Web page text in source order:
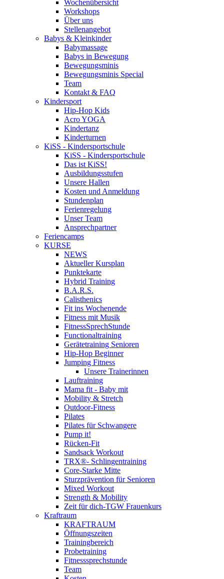
Wochenübersicht
Workshops
Über uns
Stellenangebot
Babys & Kleinkinder
Babymassage
Babys in Bewegung
Bewegungsminis
Bewegungsminis Special
Team
Kontakt & FAQ
Kindersport
Hip-Hop Kids
Acro YOGA
Kindertanz
Kinderturnen
KiSS - Kindersportschule
KiSS - Kindersportschule
Das ist KiSS!
Ausbildungsstufen
Unsere Hallen
Kosten und Anmeldung
Stundenplan
Ferienregelung
Unser Team
Ansprechpartner
Feriencamps
KURSE
NEWS
Aktueller Kursplan
Punktekarte
Hybrid Training
B.A.R.S.
Calisthenics
Fit ins Wochenende
Fitness mit Musik
FitnessSprechStunde
Functionaltraining
Gerätetraining Senioren
Hip-Hop Beginner
Jumping Fitness
Unsere Trainerinnen
Lauftraining
Mama fit - Baby mit
Mobility & Stretch
Outdoor-Fitness
Pilates
Pilates für Schwangere
Pump it!
Rücken-Fit
Sandsack Workout
TRX®- Schlingentraining
Core-Starke Mitte
Sturzprävention für Senioren
Mixed Workout
Strength & Mobility
Zeit für dich-TGW Frauenkurs
Kraftraum
KRAFTRAUM
Öffnungszeiten
Trainingbereich
Probetraining
Fitnesssprechstunde
Team